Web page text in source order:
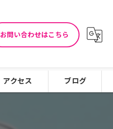
お問い合わせはこちら
アクセス ブログ